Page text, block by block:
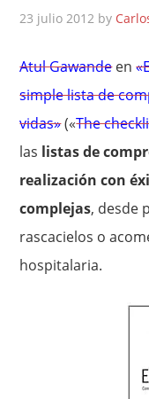
23 julio 2012 by
Atul Gawandeen
simple lista de
vidas»(«The
las listas de
realización con
complejas, desde
rascacielos o
hospitalaria.